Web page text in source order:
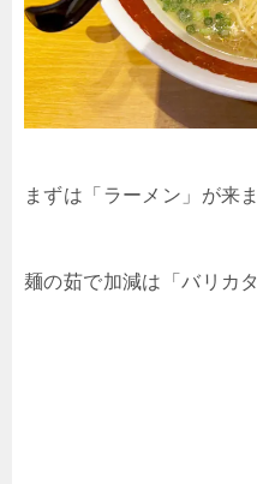
まずは「ラーメン」が来
麺の茹で加減は「バリカ